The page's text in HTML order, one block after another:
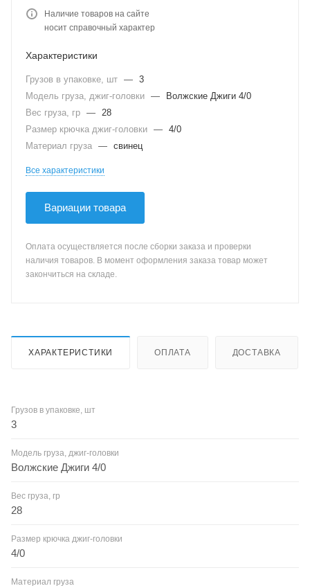
Наличие товаров на сайте
носит справочный характер
Характеристики
Грузов в упаковке, шт — 3
Модель груза, джиг-головки —
Волжские Джиги 4/0
Вес груза, гр — 28
Размер крючка джиг-головки — 4/0
Материал груза — свинец
Все характеристики
Вариации товара
Оплата осуществляется после сборки заказа и проверки
наличия товаров. В момент оформления заказа товар может
закончиться на складе.
ХАРАКТЕРИСТИКИ ОПЛАТА ДОСТАВКА
Грузов в упаковке, шт
3
Модель груза, джиг-головки
Волжские Джиги 4/0
Вес груза, гр
28
Размер крючка джиг-головки
4/0
Материал груза